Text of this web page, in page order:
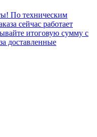
По техническим
сейчас работает
итоговую сумму с
доставленные